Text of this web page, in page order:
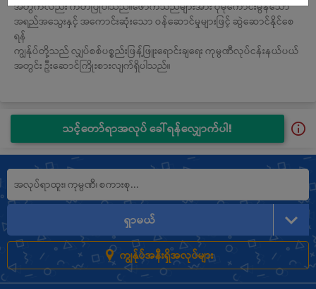
အတွက်လည်း ကတိပြုပါသည်။ဖောက်သည်များအား ပိုမိုကောင်းမွန်သော
အရည်အသွေးနှင့် အကောင်းဆုံးသော ဝန်ဆောင်မှုများဖြင့် ဆွဲဆောင်နိုင်စေ
ရန်
ကျွန်ုပ်တို့သည် လျှပ်စစ်ပစ္စည်းဖြန့်ဖြူးရောင်းချရေး ကုမ္ပဏီလုပ်ငန်းနယ်ပယ်
အတွင်း ဦးဆောင်ကြိုးစားလျက်ရှိပါသည်။
သင့်တော်ရာအလုပ် ခေါ်ရန်လျှောက်ပါ!
ရှာမယ်
ကျွန်ုပ်အနီးရှိအလုပ်များ